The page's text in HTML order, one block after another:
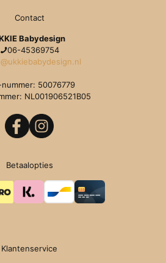
Contact
Babydesign
06-45369754
nummer: 50076779
NL001906521B05
Betaalopties
Klantenservice